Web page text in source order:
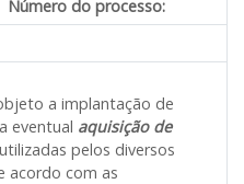
Número do processo:
a implantação de
eventual aquisição de
pelos diversos
acordo com as